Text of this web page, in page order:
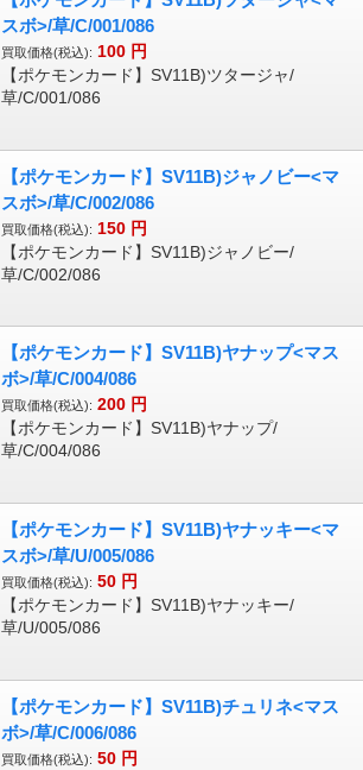
スボ>/草/C/001/086
買取価格(税込): 100 円
【ポケモンカード】SV11B)ツタージャ/
草/C/001/086
【ポケモンカード】SV11B)ジャノビー<マ
スボ>/草/C/002/086
買取価格(税込): 150 円
【ポケモンカード】SV11B)ジャノビー/
草/C/002/086
【ポケモンカード】SV11B)ヤナップ<マス
ボ>/草/C/004/086
買取価格(税込): 200 円
【ポケモンカード】SV11B)ヤナップ/
草/C/004/086
【ポケモンカード】SV11B)ヤナッキー<マ
スボ>/草/U/005/086
買取価格(税込): 50 円
【ポケモンカード】SV11B)ヤナッキー/
草/U/005/086
【ポケモンカード】SV11B)チュリネ<マス
ボ>/草/C/006/086
買取価格(税込): 50 円